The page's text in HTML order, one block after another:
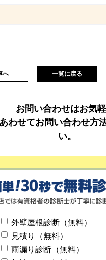
へ 一覧に戻る
お問い合わせはお気
わせてお問い合わせ方
い。
外壁屋根診断（無料）
見積り（無料）
雨漏り診断（無料）